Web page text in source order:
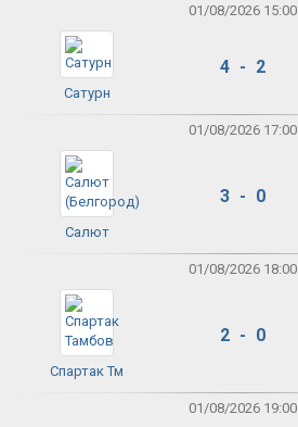
01/08/2026 15:00
Сатурн
4 - 2
01/08/2026 17:00
Салют
3 - 0
01/08/2026 18:00
Спартак Тм
2 - 0
01/08/2026 19:00